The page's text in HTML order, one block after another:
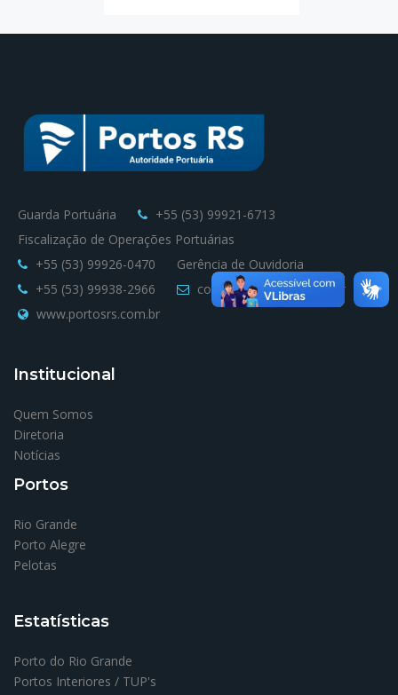
Guarda Portuária
+55 (53) 99921-6713
Fiscalização de Operações Portuárias
+55 (53) 99926-0470
Gerência de Ouvidoria
+55 (53) 99938-2966
contato@portosrs.com.br
www.portosrs.com.br
Institucional
Quem Somos
Diretoria
Notícias
Portos
Rio Grande
Porto Alegre
Pelotas
Estatísticas
Porto do Rio Grande
Portos Interiores / TUP's